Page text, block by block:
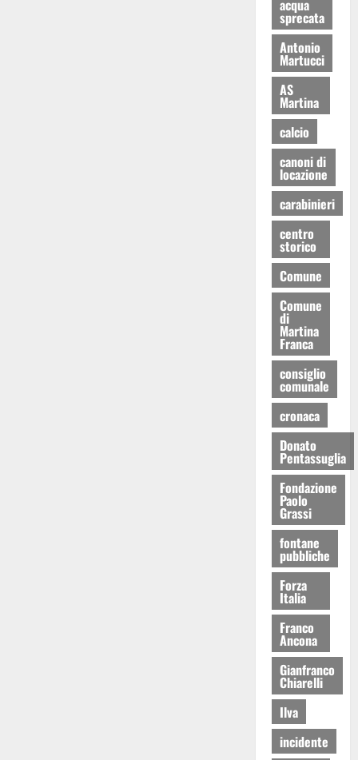
acqua
sprecata
Antonio
Martucci
AS
Martina
calcio
canoni di
locazione
carabinieri
centro
storico
Comune
Comune
di
Martina
Franca
consiglio
comunale
cronaca
Donato
Pentassuglia
Fondazione
Paolo
Grassi
fontane
pubbliche
Forza
Italia
Franco
Ancona
Gianfranco
Chiarelli
Ilva
incidente